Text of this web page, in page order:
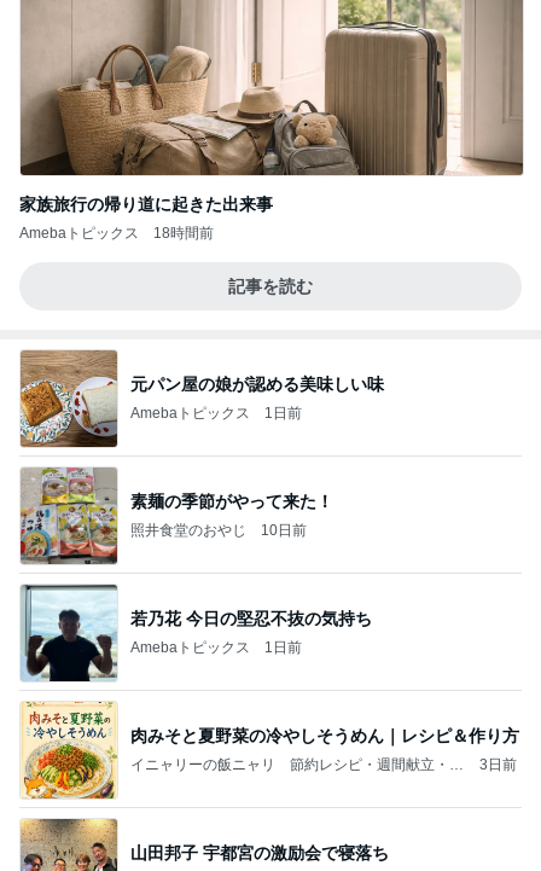
家族旅行の帰り道に起きた出来事
Amebaトピックス 18時間前
記事を読む
元パン屋の娘が認める美味しい味
Amebaトピックス 1日前
素麺の季節がやって来た！
照井食堂のおやじ 10日前
若乃花 今日の堅忍不抜の気持ち
Amebaトピックス 1日前
肉みそと夏野菜の冷やしそうめん｜レシピ＆作り方
イニャリーの飯ニャリ 節約レシピ・週間献立・毎
3日前
山田邦子 宇都宮の激励会で寝落ち